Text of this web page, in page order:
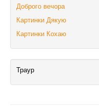
Доброго вечора
Картинки Дякую
Картинки Кохаю
Траур